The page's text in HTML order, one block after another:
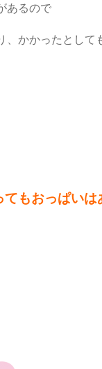
あるので
かかったとして
もおっぱいは